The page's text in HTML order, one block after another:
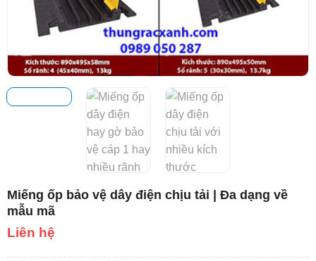
Miếng ốp bảo vệ dây điện chịu tải | Đa dạng về
mẫu mã
Liên hệ